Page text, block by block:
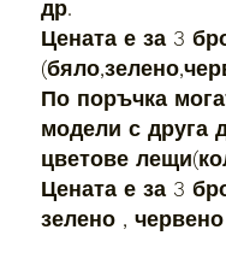
др.
Цената е за 3
По поръчка
модели с друга
цветове
Цената е за 3
зелено , червено